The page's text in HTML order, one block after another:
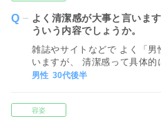
よく清潔感が大事と言いま
ういう内容でしょうか。
雑誌やサイトなどで よく「
いますが、 清潔感って具体
らいいのでしょうか？ 毎日
男性 30代後半
容姿